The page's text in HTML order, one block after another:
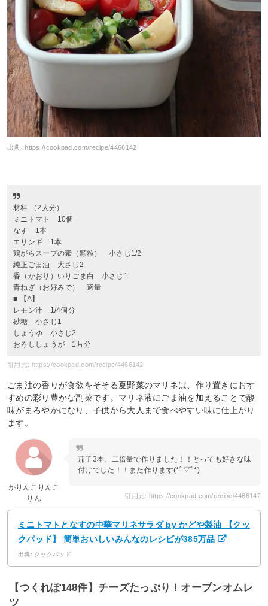
出典:https://cookpad.com/recipe/4466142
材料 （2人分）
ミニトマト 10個
なす 1本
エリンギ 1本
鶏がらスープの素（顆粒） 小さじ1/2
純正ごま油 大さじ2
香（かおり）いりごま白 小さじ1
青ねぎ（お好みで） 適量
■ 【A】
レモン汁 1/4個分
砂糖 小さじ1
しょうゆ 小さじ2
おろししょうが 1片分
引用元: https://cookpad.com/recipe/4466142
ごま油の香りが食欲をそそる夏野菜のマリネは、作り置きにおす
すめの彩り豊かな副菜です。マリネ液にごま油を加えることで酸
味がまろやかになり、子供から大人まで食べやすい味に仕上がり
ます。
かりんこりんこ
りん
茄子3本、二倍量で作りました！！とっても好きな味
付けでした！！また作ります(*ﾟ▽ﾟ*)
引用元: https://cookpad.com/recipe/4466142
ミニトマトとなすの中華マリネサラダ by かどや製油 【クッ
クパッド】 簡単おいしいみんなのレシピが385万品
出典: クックパッド
【つくれぽ148件】チーズたっぷり！オープンオムレ
ツ